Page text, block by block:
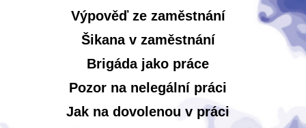
Výpověď ze zaměstnání
Šikana v zaměstnání
Brigáda jako práce
Pozor na nelegální práci
Jak na dovolenou v práci